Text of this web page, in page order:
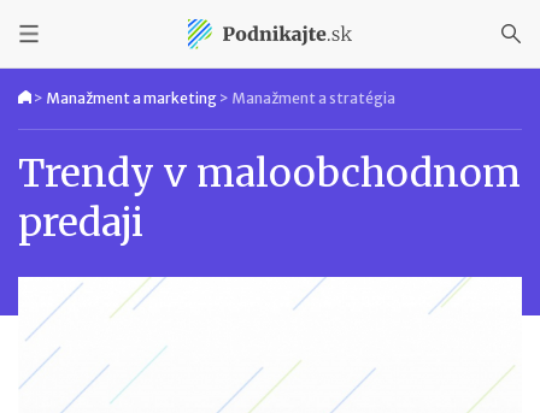
> Manažment a marketing > Manažment a stratégia
Trendy v maloobchodnom
predaji